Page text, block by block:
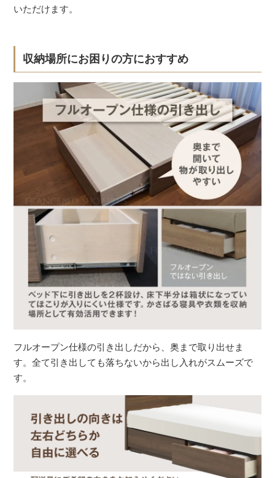
いただけます。
収納場所にお困りの方におすすめ
フルオープン仕様の引き出しだから、奥まで取り出せま
す。全て引き出しても落ちないから出し入れがスムーズで
す。